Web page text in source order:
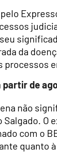
da
partir de
não
Salgado. O
com o
quanto